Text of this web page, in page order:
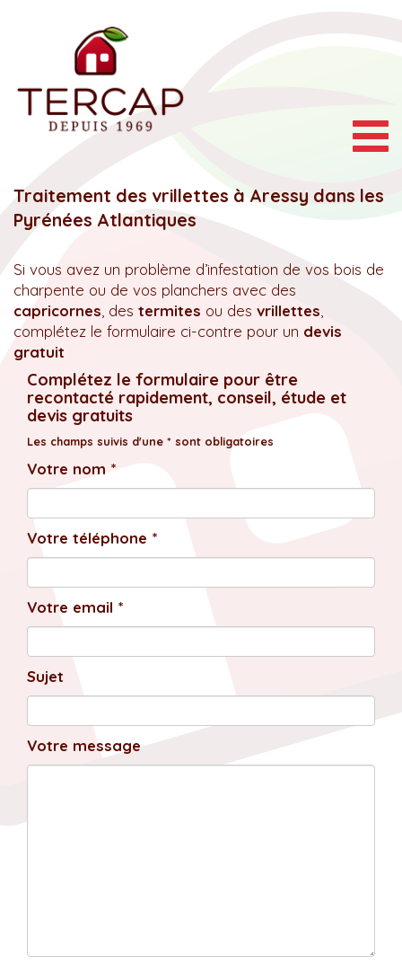
Traitement des vrillettes à Aressy dans les
Pyrénées Atlantiques
Si vous avez un problème d’infestation de vos bois de
charpente ou de vos planchers avec des
capricornes , des termites ou des vrillettes
complétez le formulaire ci-contre pour un devis
gratuit
Complétez le formulaire pour être
recontacté rapidement, conseil, étude et
devis gratuits
Les champs suivis d'une * sont obligatoires
Votre nom *
Votre téléphone *
Votre email *
Sujet
Votre message